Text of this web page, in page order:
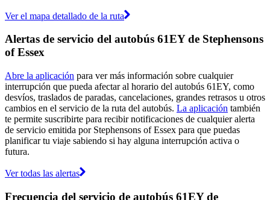
Ver el mapa detallado de la ruta
Alertas de servicio del autobús 61EY de Stephensons
of Essex
Abre la aplicación para ver más información sobre cualquier
interrupción que pueda afectar al horario del autobús 61EY, como
desvíos, traslados de paradas, cancelaciones, grandes retrasos u otros
cambios en el servicio de la ruta del autobús. La aplicación también
te permite suscribirte para recibir notificaciones de cualquier alerta
de servicio emitida por Stephensons of Essex para que puedas
planificar tu viaje sabiendo si hay alguna interrupción activa o
futura.
Ver todas las alertas
Frecuencia del servicio de autobús 61EY de